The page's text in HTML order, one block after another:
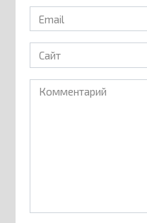
Email
*
Сайт
Комментарий